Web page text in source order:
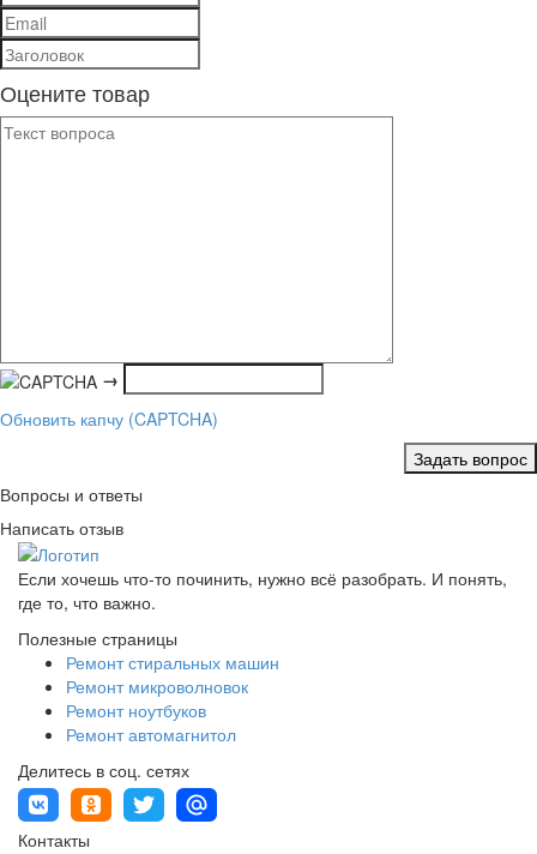
Оцените товар
→
Обновить капчу (CAPTCHA)
Задать вопрос
Вопросы и ответы
Написать отзыв
Если хочешь что-то починить, нужно всё разобрать. И понять,
где то, что важно.
Полезные страницы
Ремонт стиральных машин
Ремонт микроволновок
Ремонт ноутбуков
Ремонт автомагнитол
Делитесь в соц. сетях
Контакты